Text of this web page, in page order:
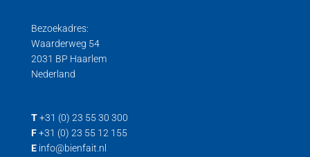
Bezoekadres:
Waarderweg 54
2031 BP Haarlem
Nederland
T +31 (0) 23 55 30 300
F +31 (0) 23 55 12 155
E info@bienfait.nl